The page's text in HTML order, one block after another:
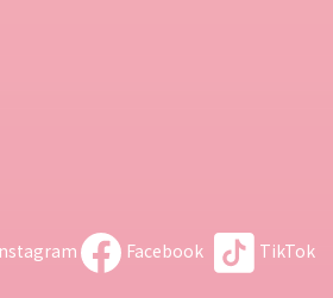
Facebook TikTok